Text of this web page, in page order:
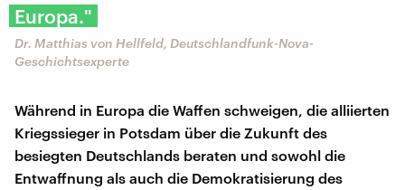
Europa."
Dr. Matthias von Hellfeld, Deutschlandfunk-Nova-
Geschichtsexperte
Während in Europa die Waffen schweigen, die alliierten
Kriegssieger in Potsdam über die Zukunft des
besiegten Deutschlands beraten und sowohl die
Entwaffnung als auch die Demokratisierung des